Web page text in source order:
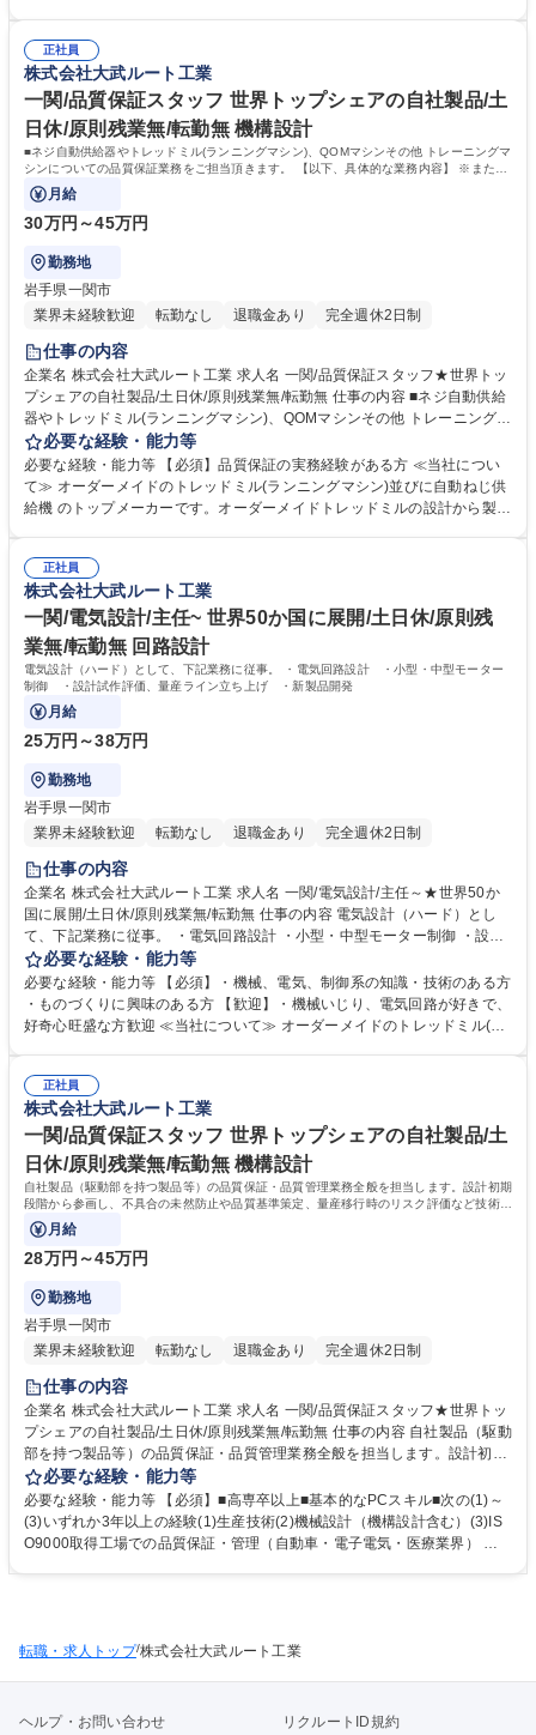
社製品/土日休/原則残業無/転勤無
ています。経済産業省「元気なモノ作り中小企業300 社」や2018年「地
域未来牽引企業」など受賞も多数。 学歴・資格 学歴：大学院 大学 語学
力： 資格：
正社員
株式会社大武ルート工業
一関/品質保証スタッフ 世界トップシェアの自社製品/土
日休/原則残業無/転勤無 機構設計
■ネジ自動供給器やトレッドミル(ランニングマシン)、QOMマシンその他 トレーニングマ
シンについての品質保証業務をご担当頂きます。 【以下、具体的な業務内容】 ※また、
原則残業はありません。
月給
30万円～45万円
勤務地
岩手県一関市
業界未経験歓迎
転勤なし 退職金あり 完全週休2日制
仕事の内容
企業名 株式会社大武ルート工業 求人名 一関/品質保証スタッフ★世界トッ
プシェアの自社製品/土日休/原則残業無/転勤無 仕事の内容 ■ネジ自動供給
器やトレッドミル(ランニングマシン)、QOMマシンその他 トレーニングマ
シンについての品質保証業務をご担当頂きます。 【以下、具体的な業務内
容】 ※また、原則残業はありません。 ■設計部門と連携しての製品の品質
評価・検証作業■製品の改良・仕様変更に伴う品質基準の策定と評価■試作
から量産移行時における品質リスクの抽出と対策立案■設計・製造工程な
の技術的サポートも行います。 募集職種 一関/品質保証スタッフ★世界ト
ップシェアの自社製品/土日休/原則残業無/転勤無
必要な経験・能力等
必要な経験・能力等 【必須】品質保証の実務経験がある方 ≪当社につい
て≫ オーダーメイドのトレッドミル(ランニングマシン)並びに自動ねじ供
給機 のトップメーカーです。オーダーメイドトレッドミルの設計から製造
300 社」や2018年「地域未来牽引企業」など受賞も多数。 学歴・資格 学
歴：大学院 大学 語学力： 資格：
正社員
株式会社大武ルート工業
一関/電気設計/主任~ 世界50か国に展開/土日休/原則残
業無/転勤無 回路設計
電気設計（ハード）として、下記業務に従事。 ・電気回路設計 ・小型・中型モーター
制御 ・設計試作評価、量産ライン立ち上げ ・新製品開発
月給
25万円～38万円
勤務地
岩手県一関市
業界未経験歓迎
転勤なし 退職金あり 完全週休2日制
仕事の内容
企業名 株式会社大武ルート工業 求人名 一関/電気設計/主任～★世界50か
国に展開/土日休/原則残業無/転勤無 仕事の内容 電気設計（ハード）とし
て、下記業務に従事。 ・電気回路設計 ・小型・中型モーター制御 ・設計
試作評価、量産ライン立ち上げ ・新製品開発 【入社後の流れ】電気回路
設計CAD操作、回路シミュレーションなど、業務に応じた基礎研修を受け
ていただき、先輩社員がOJTで指導いたします。 募集職種 一関/電気設計/
主任～★世界50か国に展開/土日休/原則残業無/転勤無
必要な経験・能力等
必要な経験・能力等 【必須】・機械、電気、制御系の知識・技術のある方
・ものづくりに興味のある方 【歓迎】・機械いじり、電気回路が好きで、
好奇心旺盛な方歓迎 ≪当社について≫ オーダーメイドのトレッドミル(ラ
メーカーであり、製品は国や大学などの 研究機関で使用されています。経
済産業省「元気なモノ作り中小企業300 社」や2018年「地域未来牽引企
業」など受賞も多数。 学歴・資格 学歴：大学院 大学 高専 語学力： 資
格：
正社員
株式会社大武ルート工業
一関/品質保証スタッフ 世界トップシェアの自社製品/土
日休/原則残業無/転勤無 機構設計
自社製品（駆動部を持つ製品等）の品質保証・品質管理業務全般を担当します。設計初期
段階から参画し、不具合の未然防止や品質基準策定、量産移行時のリスク評価など技術的
サポートを行います。
月給
28万円～45万円
勤務地
岩手県一関市
業界未経験歓迎
転勤なし 退職金あり 完全週休2日制
仕事の内容
企業名 株式会社大武ルート工業 求人名 一関/品質保証スタッフ★世界トッ
プシェアの自社製品/土日休/原則残業無/転勤無 仕事の内容 自社製品（駆動
部を持つ製品等）の品質保証・品質管理業務全般を担当します。設計初期
段階から参画し、不具合の未然防止や品質基準策定、量産移行時のリスク
評価など技術的サポートを行います。 ■設計部門と連携した製品の品質評
価・検証作業 ■製品改良・仕様変更に伴う品質基準策定および評価 ■試作
から量産移行時の品質リスク抽出・対策立案 ■各部門と連携した不具合未
必要な経験・能力等
必要な経験・能力等 【必須】■高専卒以上■基本的なPCスキル■次の(1)～
(3)いずれか3年以上の経験(1)生産技術(2)機械設計（機構設計含む）(3)IS
O9000取得工場での品質保証・管理（自動車・電子電気・医療業界） ≪
り中小企業300 社」や2018年「地域未来牽引企業」など受賞も多数。 学
転職・求人トップ/株式会社大武ルート工業
ヘルプ・お問い合わせ リクルートID規約